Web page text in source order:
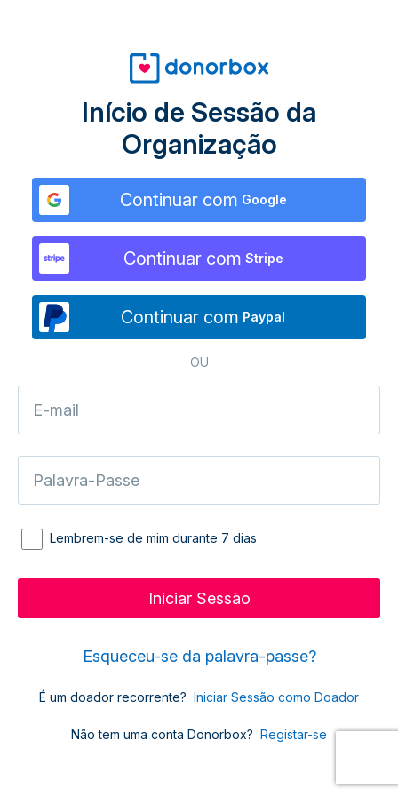
Início de Sessão da
Organização
Continuar com Google
Continuar com Stripe
Continuar com Paypal
OU
Lembrem-se de mim durante 7 dias
Esqueceu-se da palavra-passe?
É um doador recorrente? Iniciar Sessão como Doador
Não tem uma conta Donorbox? Registar-se